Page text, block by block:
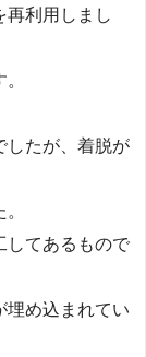
再利用しまし
したが、着脱が
してあるもので
埋め込まれてい